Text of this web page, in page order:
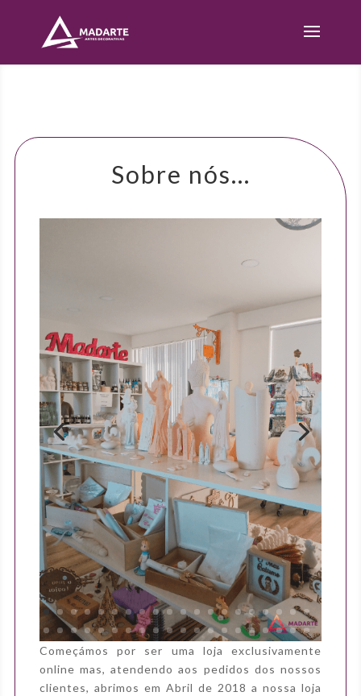
Sobre nós…
Começámos por ser uma loja exclusivamente
online mas, atendendo aos pedidos dos nossos
clientes, abrimos em Abril de 2018 a nossa loja